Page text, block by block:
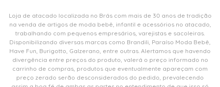
Loja de atacado localizada no Brás com mais de 30 anos de tradição
na venda de artigos de moda bebê, infantil e acessórios no atacado,
trabalhando com pequenos empresários, varejistas e sacoleiras.
Disponibilizando diversas marcas como Brandili, Paraíso Moda Bebê,
Have Fun, Burigotto, Galzerano, entre outras. Alertamos que havendo
divergência entre preços do produto, valerá o preço informado no
carrinho de compras, produtos que eventualmente apareçam com
preço zerado serão desconsiderados do pedido, prevalecendo